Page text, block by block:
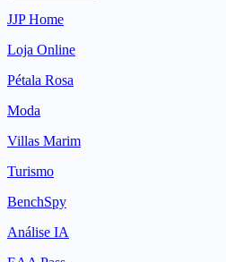
JJP Home
Loja Online
Pétala Rosa
Moda
Villas Marim
Turismo
BenchSpy
Análise IA